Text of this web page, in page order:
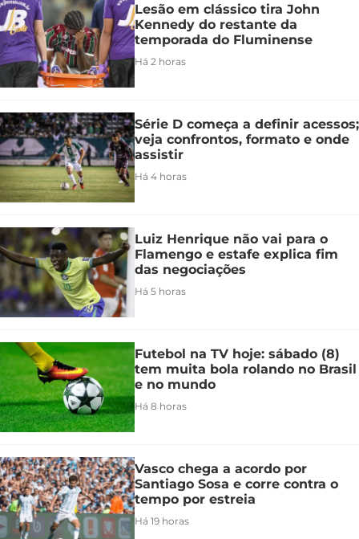
Lesão em clássico tira John
Kennedy do restante da
temporada do Fluminense
Há 2 horas
Série D começa a definir acessos;
veja confrontos, formato e onde
assistir
Há 4 horas
Luiz Henrique não vai para o
Flamengo e estafe explica fim
das negociações
Há 5 horas
Futebol na TV hoje: sábado (8)
tem muita bola rolando no Brasil
e no mundo
Há 8 horas
Vasco chega a acordo por
Santiago Sosa e corre contra o
tempo por estreia
Há 19 horas